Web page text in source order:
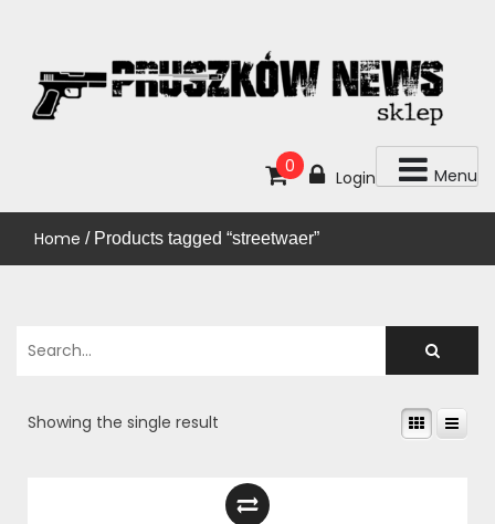
Menu
0
Login
Home / Products tagged “streetwaer”
Showing the single result